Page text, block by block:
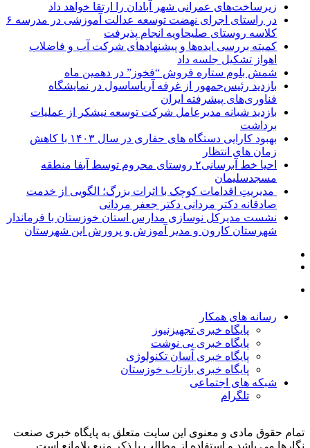
زیرساخت‌های عمرانی شهر آبادان را ارتقا خواهد داد
در راستای اجرای نهضت توسعه عدالت آموزشی در مدرسه ۶
کلاسه روستای صلیحاویه انجام پذیرفت
کمیته بررسی ایده‌ها و پیشنهادهای شرکت آب و فاضلاب
اهواز تشکیل جلسه داد
شمش بلوم ستاره فروش “فخوز” در دهمین ماه
بازدید رئیس‌جمهور از غرفه آریاساسول در نمایشگاه
فناوری‌های پیشرفته ایران
بازدید شبانه مدیرعامل شرکت توسعه نیشکر از عملیات
برداشت
بهبود کارایی دستگاه های حفاری در سال ۱۴۰۳ با کاهش
زمان های انتظار
احیا خط آبرسانی۲ روستای محروم توسط آبفا منطقه
مسجدسلیمان
مدیریتِ اقدامات کوچک با اثرات بزرگ؛ الگویی از خدمت
صادقانه دکتر مردانی دکتر جعفر مردانی
نشست مدیرکل نوسازی مدارس استان خوزستان با فرماندار
شهرستان کارون و مدیر آموزش و پرورش این شهرستان
رسانه های همکار
پایگاه خبری تجهیزنیوز
پایگاه خبری پی نوشت
پایگاه خبری آسان تکنولوژی
پایگاه خبری بازتاب خوزستان
شبکه های اجتماعی
تلگرام
تمام حقوق مادی و معنوی این سایت متعلق به پایگاه خبری صنعت
نگارها می باشد و استفاده از مطالب با ذکر منبع بلامانع است.